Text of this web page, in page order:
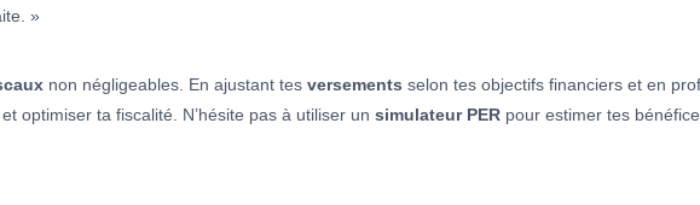
»
non négligeables. En ajustant tes versements selon tes objectifs financiers et en
optimiser ta fiscalité. N’hésite pas à utiliser un simulateur PER pour estimer tes